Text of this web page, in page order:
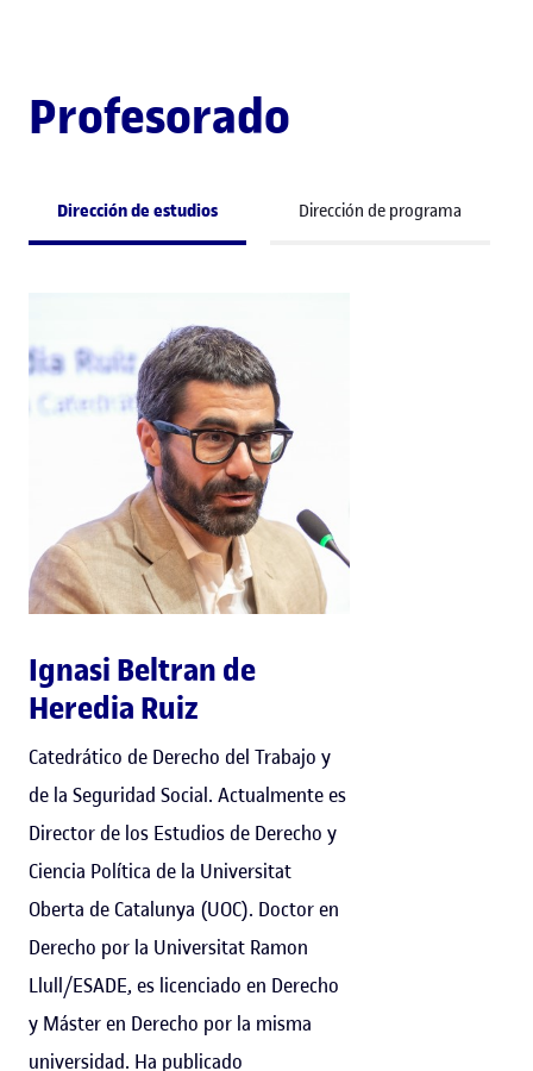
Profesorado
Dirección de estudios Dirección de programa
Ignasi Beltran de
Heredia Ruiz
Catedrático de Derecho del Trabajo y
de la Seguridad Social. Actualmente es
Director de los Estudios de Derecho y
Ciencia Política de la Universitat
Oberta de Catalunya (UOC). Doctor en
Derecho por la Universitat Ramon
Llull/ESADE, es licenciado en Derecho
y Máster en Derecho por la misma
universidad. Ha publicado